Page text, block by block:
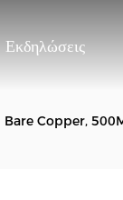
Εκδηλώσεις
Bare Copper,